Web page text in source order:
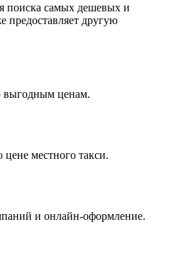
поиска самых дешевых и
предоставляет другую
выгодным ценам.
цене местного такси.
и онлайн-оформление.